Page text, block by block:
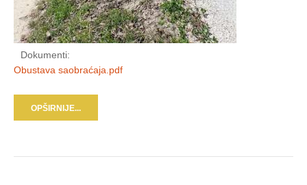
Dokumenti:
Obustava saobraćaja.pdf
OPŠIRNIJE...